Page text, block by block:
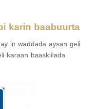
karin baabuurta
in waddada aysan geli
karaan baaskiilada